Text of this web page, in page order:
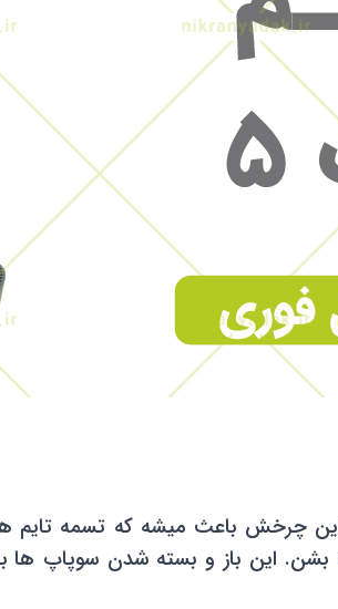
چرخش باعث میشه که تسمه
این باز و بسته شدن سوپاپ ها